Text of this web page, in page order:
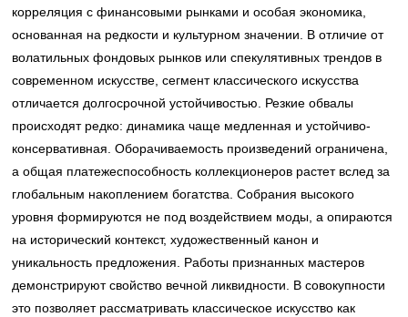
корреляция с финансовыми рынками и особая экономика,
основанная на редкости и культурном значении. В отличие от
волатильных фондовых рынков или спекулятивных трендов в
современном искусстве, сегмент классического искусства
отличается долгосрочной устойчивостью. Резкие обвалы
происходят редко: динамика чаще медленная и устойчиво-
консервативная. Оборачиваемость произведений ограничена,
а общая платежеспособность коллекционеров растет вслед за
глобальным накоплением богатства. Собрания высокого
уровня формируются не под воздействием моды, а опираются
на исторический контекст, художественный канон и
уникальность предложения. Работы признанных мастеров
демонстрируют свойство вечной ликвидности. В совокупности
это позволяет рассматривать классическое искусство как